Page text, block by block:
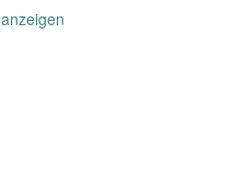
anzeigen